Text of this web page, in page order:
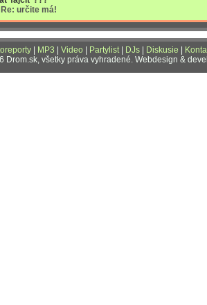
Re: určite má!
MP3 Video Partylist| DJs Diskusie
Drom.sk, všetky práva vyhradené. Webdesign &